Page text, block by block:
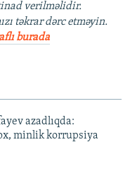
verilməlidir.
təkrar dərc etməyin.
burada
azadlıqda:
minlik korrupsiya